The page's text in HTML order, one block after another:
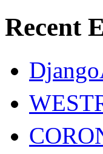
Recent